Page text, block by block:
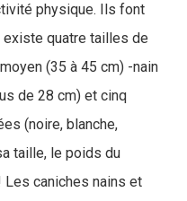
physique. Ils font
existe quatre tailles de
(35 à 45 cm) -nain
de 28 cm) et cinq
(noire, blanche,
taille, le poids du
Les caniches nains et